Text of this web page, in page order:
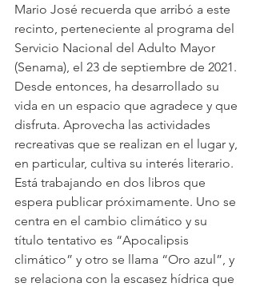
Mario José recuerda que arribó a este
recinto, perteneciente al programa del
Servicio Nacional del Adulto Mayor
(Senama), el 23 de septiembre de 2021.
Desde entonces, ha desarrollado su
vida en un espacio que agradece y que
disfruta. Aprovecha las actividades
recreativas que se realizan en el lugar y,
en particular, cultiva su interés literario.
Está trabajando en dos libros que
espera publicar próximamente. Uno se
centra en el cambio climático y su
título tentativo es “Apocalipsis
climático” y otro se llama “Oro azul”, y
se relaciona con la escasez hídrica que